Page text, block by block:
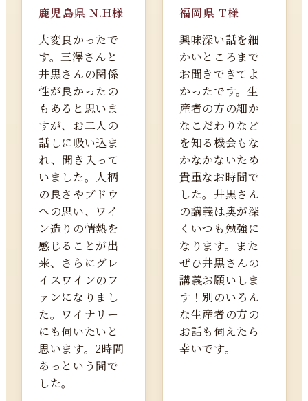
鹿児島県 N.H様
大変良かったで
す。三澤さんと
井黒さんの関係
性が良かったの
もあると思いま
すが、お二人の
話しに吸い込ま
れ、聞き入って
いました。人柄
の良さやブドウ
への思い、ワイ
ン造りの情熱を
感じることが出
来、さらにグレ
イスワインのフ
ァンになりまし
た。ワイナリー
にも伺いたいと
思います。2時間
あっという間で
した。
福岡県 T様
興味深い話を細
かいところまで
お聞きできてよ
かったです。生
産者の方の細か
なこだわりなど
を知る機会もな
かなかないため
貴重なお時間で
した。井黒さん
の講義は奥が深
くいつも勉強に
なります。また
ぜひ井黒さんの
講義お願いしま
す！別のいろん
な生産者の方の
お話も伺えたら
幸いです。